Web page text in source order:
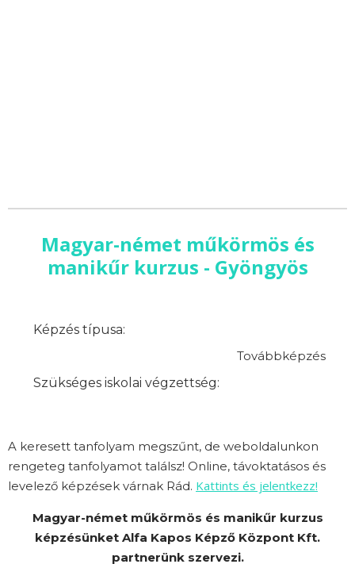
Magyar-német műkörmös és
manikűr kurzus - Gyöngyös
Képzés típusa:
Továbbképzés
Szükséges iskolai végzettség:
A keresett tanfolyam megszűnt, de weboldalunkon
rengeteg tanfolyamot találsz! Online, távoktatásos és
levelező képzések várnak Rád. Kattints és jelentkezz!
Magyar-német műkörmös és manikűr kurzus
képzésünket Alfa Kapos Képző Központ Kft.
partnerünk szervezi.